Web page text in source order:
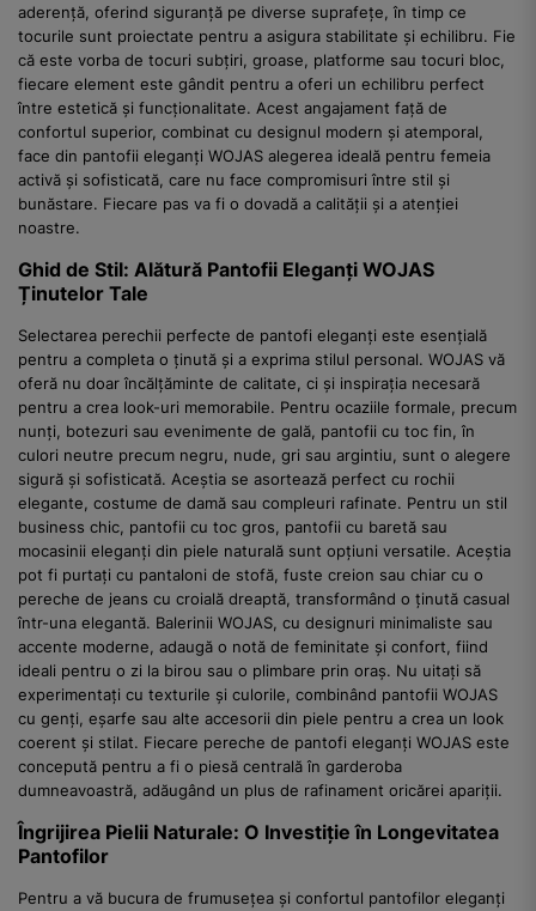
aderență, oferind siguranță pe diverse suprafețe, în timp ce
tocurile sunt proiectate pentru a asigura stabilitate și echilibru. Fie
că este vorba de tocuri subțiri, groase, platforme sau tocuri bloc,
fiecare element este gândit pentru a oferi un echilibru perfect
între estetică și funcționalitate. Acest angajament față de
confortul superior, combinat cu designul modern și atemporal,
face din pantofii eleganți WOJAS alegerea ideală pentru femeia
activă și sofisticată, care nu face compromisuri între stil și
bunăstare. Fiecare pas va fi o dovadă a calității și a atenției
noastre.
Ghid de Stil: Alătură Pantofii Eleganți WOJAS
Ținutelor Tale
Selectarea perechii perfecte de pantofi eleganți este esențială
pentru a completa o ținută și a exprima stilul personal. WOJAS vă
oferă nu doar încălțăminte de calitate, ci și inspirația necesară
pentru a crea look-uri memorabile. Pentru ocaziile formale, precum
nunți, botezuri sau evenimente de gală, pantofii cu toc fin, în
culori neutre precum negru, nude, gri sau argintiu, sunt o alegere
sigură și sofisticată. Aceștia se asortează perfect cu rochii
elegante, costume de damă sau compleuri rafinate. Pentru un stil
business chic, pantofii cu toc gros, pantofii cu baretă sau
mocasinii eleganți din piele naturală sunt opțiuni versatile. Aceștia
pot fi purtați cu pantaloni de stofă, fuste creion sau chiar cu o
pereche de jeans cu croială dreaptă, transformând o ținută casual
într-una elegantă. Balerinii WOJAS, cu designuri minimaliste sau
accente moderne, adaugă o notă de feminitate și confort, fiind
ideali pentru o zi la birou sau o plimbare prin oraș. Nu uitați să
experimentați cu texturile și culorile, combinând pantofii WOJAS
cu genți, eșarfe sau alte accesorii din piele pentru a crea un look
coerent și stilat. Fiecare pereche de pantofi eleganți WOJAS este
concepută pentru a fi o piesă centrală în garderoba
dumneavoastră, adăugând un plus de rafinament oricărei apariții.
Îngrijirea Pielii Naturale: O Investiție în Longevitatea
Pantofilor
Pentru a vă bucura de frumusețea și confortul pantofilor eleganți